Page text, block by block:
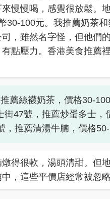
慢慢喝，感覺很放鬆。
30-100元。我推薦奶茶
，雖然名字怪，但他們
點壓力。香港美食推薦
薦絲襪奶茶，價格30-
街47號，推薦炒蛋多士
，推薦清湯牛腩，價格
得很軟，湯頭清甜。但
，這些平價店經常被忽